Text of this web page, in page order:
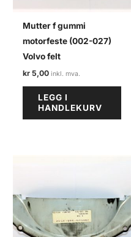
Mutter f gummi
motorfeste (002-027)
Volvo felt
kr 5,00
LEGG I
HANDLEKURV